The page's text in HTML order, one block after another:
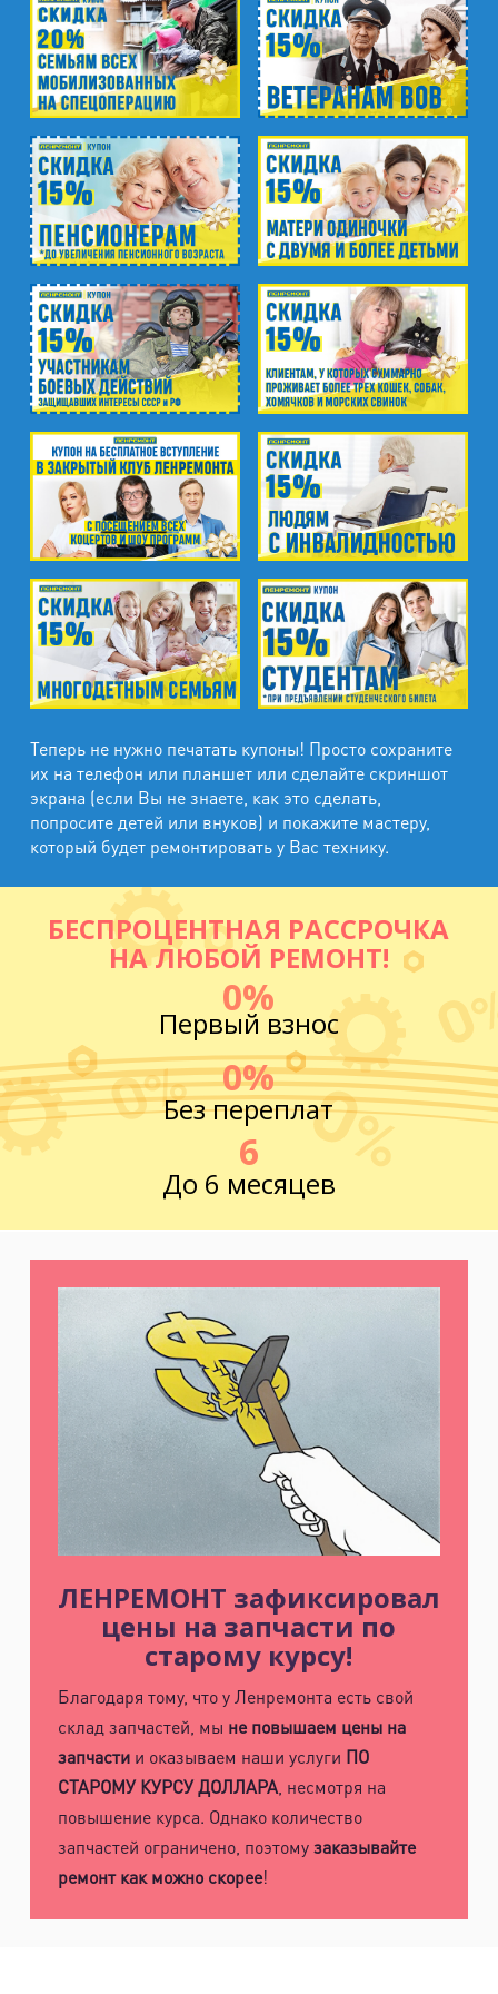
пр. Юрия Гагарина, д.15
м. Московская
пр. Московский, 212, Дом Советов, 1
этаж, кабинет 1130, вход у кафе Авантаж
м. Фрунзенская
ул. Киевская, д.32В
м. Купчино
ул. Ярослава Гашека, д.4, к.1
ст. ЖД Колпино, ул. Тверская, д.1/13
м. Удельная
Промзона Мягловская, Всеволожский
муниципальный район, Ленинградская
область, ​Круговая улица, д. 47
м. Электросила
ул. Решетникова, д.3
Теперь не нужно печатать купоны! Просто сохраните
их на телефон или планшет или сделайте скриншот
экрана (если Вы не знаете, как это сделать,
попросите детей или внуков) и покажите мастеру,
который будет ремонтировать у Вас технику.
БЕСПРОЦЕНТНАЯ РАССРОЧКА
НА ЛЮБОЙ РЕМОНТ!
0%
Первый взнос
0%
Без переплат
6
До 6 месяцев
ЛЕНРЕМОНТ зафиксировал
цены на запчасти по
старому курсу!
Благодаря тому, что у Ленремонта есть свой
склад запчастей, мы не повышаем цены на
запчастии оказываем наши услуги ПО
СТАРОМУ КУРСУ ДОЛЛАРА, несмотря на
повышение курса. Однако количество
запчастей ограничено, поэтомузаказывайте
ремонт как можно скорее!